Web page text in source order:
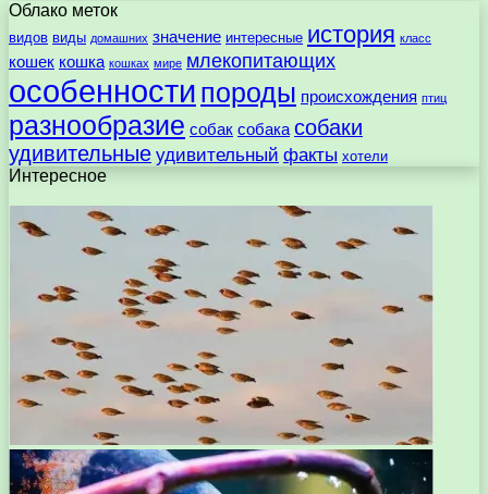
Облако меток
видов виды домашних значение интересные история класс
кошек кошка кошках мире млекопитающих
особенности породы происхождения птиц
разнообразие собак собака собаки
удивительные удивительный факты хотели
Интересное